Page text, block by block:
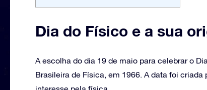
Dia do Físico e a sua
A escolha do dia 19 de maio para celebrar o
Brasileira de Física, em 1966. A data foi